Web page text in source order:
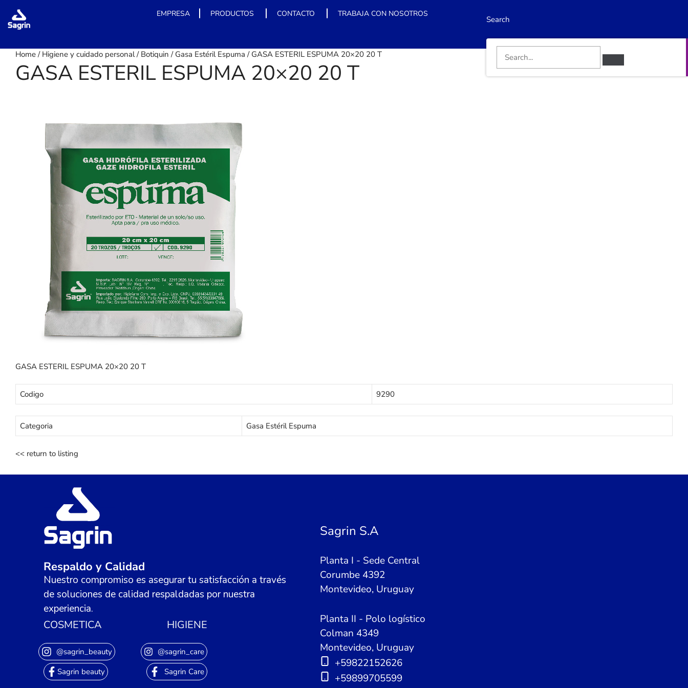
EMPRESA PRODUCTOS CONTACTO TRABAJA CON NOSOTROS
Search
content
Home/ Higiene y cuidado personal/ Botiquin / Gasa Estéril Espuma / GASA ESTERIL ESPUMA 20×20 20 T
GASA ESTERIL ESPUMA 20×20 20 T
GASA ESTERIL ESPUMA 20×20 20 T
Codigo 9290
Categoria Gasa Estéril Espuma
<< return to listing
Respaldo y Calidad
Nuestro compromiso es asegurar tu satisfacción a través
de soluciones de calidad respaldadas por nuestra
experiencia.
Sagrin S.A
Planta I - Sede Central
Corumbe 4392
Montevideo, Uruguay
Planta II - Polo logístico
Colman 4349
Montevideo, Uruguay
+59822152626
+59899705599
COSMETICA
@sagrin_beauty
Sagrin beauty
HIGIENE
@sagrin_care
Sagrin Care